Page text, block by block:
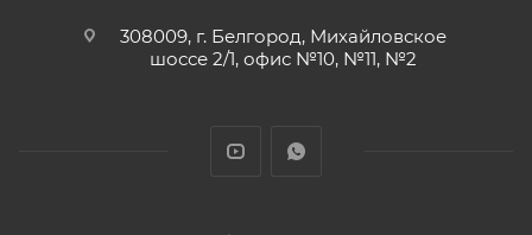
308009, г. Белгород, Михайловское
шоссе 2/1, офис №10, №11, №2